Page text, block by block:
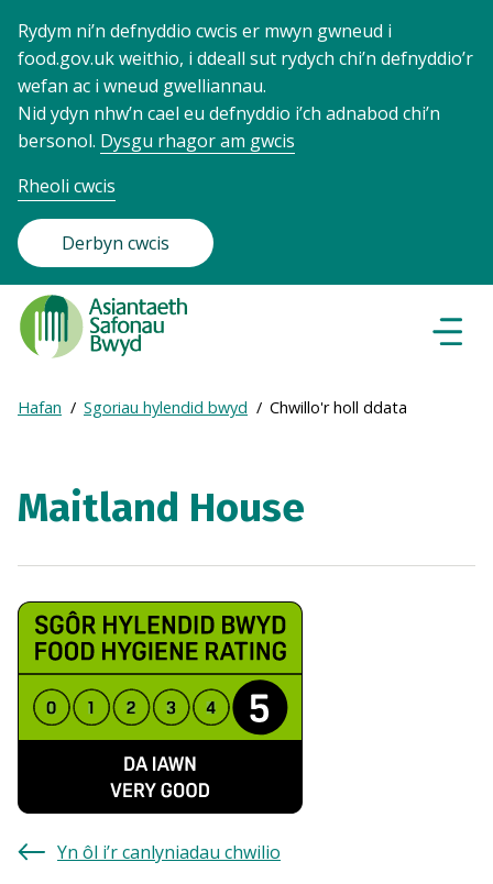
Rydym ni’n defnyddio cwcis er mwyn gwneud i
food.gov.uk weithio, i ddeall sut rydych chi’n defnyddio’r
wefan ac i wneud gwelliannau.
Nid ydyn nhw’n cael eu defnyddio i’ch adnabod chi’n
bersonol. Dysgu rhagor am gwcis
Rheoli cwcis
Derbyn cwcis
Food
Standards
Agency
Frontpage
Breadcrumb
Expand
breadcrumb
Hafan Sgoriau hylendid bwyd Chwillo'r holl ddata
Maitland House
Yn ôl i’r canlyniadau chwilio